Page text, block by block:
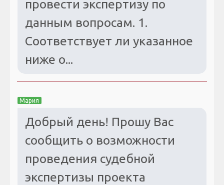
провести экспертизу по
данным вопросам. 1.
Соответствует ли указанное
ниже о...
Мария
Добрый день! Прошу Вас
сообщить о возможности
проведения судебной
экспертизы проекта